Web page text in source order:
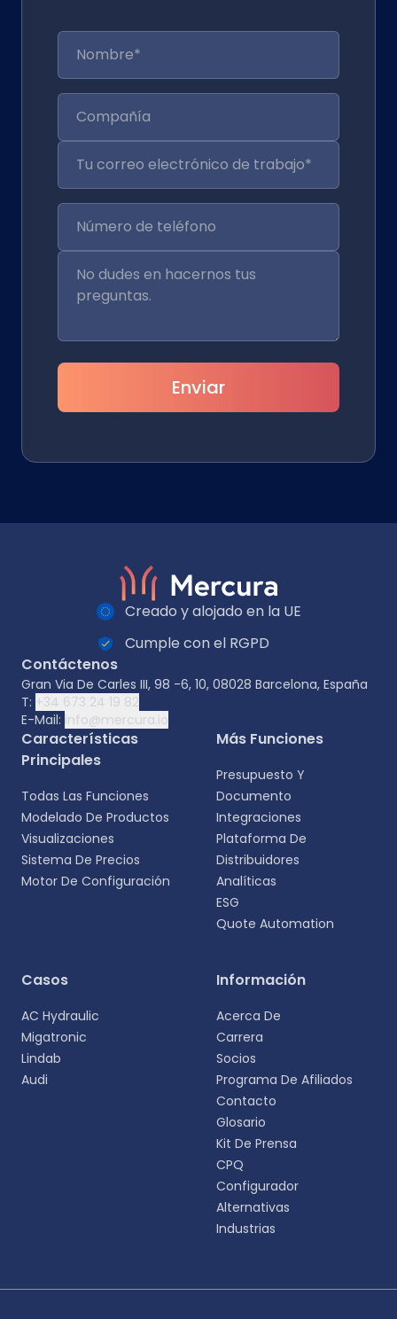
Selecciona tu idioma
más personalizada.
Svenska
Enviar
Creado y alojado en la UE
Cumple con el RGPD
Contáctenos
Gran Via De Carles III, 98 -6, 10, 08028 Barcelona, España
T: +34 673 24 19 82
E-Mail: info@mercura.io
Características
Principales
Todas Las Funciones
Modelado De Productos
Visualizaciones
Sistema De Precios
Motor De Configuración
Más Funciones
Presupuesto Y
Documento
Integraciones
Plataforma De
Distribuidores
Analíticas
ESG
Quote Automation
Casos
AC Hydraulic
Migatronic
Lindab
Audi
Información
Acerca De
Carrera
Socios
Programa De Afiliados
Contacto
Glosario
Kit De Prensa
CPQ
Configurador
Alternativas
Industrias